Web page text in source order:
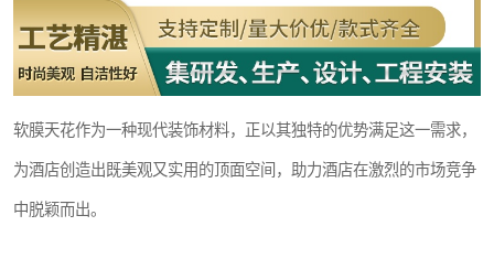
软膜天花作为一种现代装饰材料，正以其独特的优势满足这一需求，
为酒店创造出既美观又实用的顶面空间，助力酒店在激烈的市场竞争
中脱颖而出。